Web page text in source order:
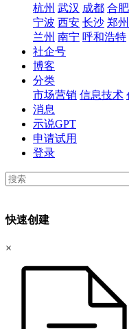
杭州 武汉 成都 合肥
宁波 西安 长沙 郑州
兰州 南宁 呼和浩特
社企号
博客
分类
市场营销 信息技术
消息
示说GPT
申请试用
登录
快速创建
×